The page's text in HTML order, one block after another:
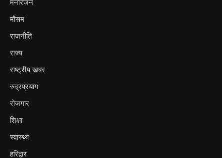
मनोरंजन
मौसम
राजनीति
राज्य
राष्ट्रीय खबर
रुद्रप्रयाग
रोजगार
शिक्षा
स्वास्थ्य
हरिद्वार